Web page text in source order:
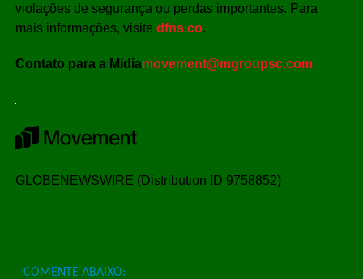
violações de segurança ou perdas importantes. Para
mais informações, visite dfns.co.
Contato para a Mídiamovement@mgroupsc.com
GLOBENEWSWIRE (Distribution ID 9758852)
COMENTE ABAIXO: